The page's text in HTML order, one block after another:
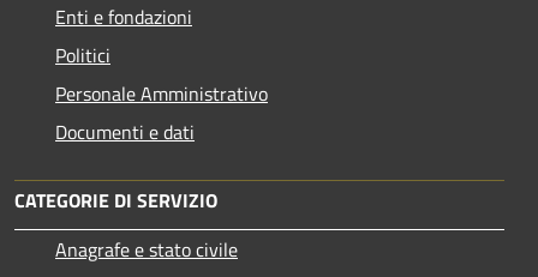
Enti e fondazioni
Politici
Personale Amministrativo
Documenti e dati
CATEGORIE DI SERVIZIO
Anagrafe e stato civile